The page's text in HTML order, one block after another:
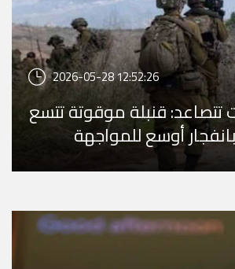
2026-05-28 12:52:26
تتصاعد: قنبلة موقوتة تتسع
أوسع للمواجهة